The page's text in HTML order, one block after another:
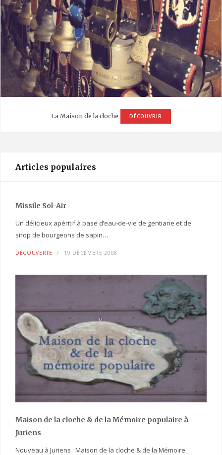
La Maison de la cloche DÉCOUVRIR
Articles populaires
Missile Sol-Air
Un délicieux apéritif à base d’eau-de-vie de gentiane et de
sirop de bourgeons de sapin…
DÉCOUVERTE 19 DÉCEMBRE 2008
Maison de la cloche & de la Mémoire populaire à
Juriens
Nouveau à Juriens : Maison de la cloche & de la Mémoire